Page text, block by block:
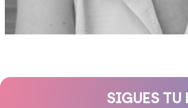
SIGUES TU